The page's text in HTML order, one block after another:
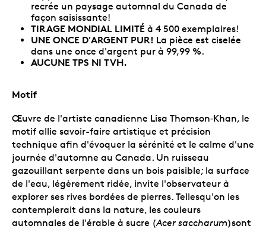
recrée un paysage automnal du Canada de
façon saisissante!
TIRAGE MONDIAL LIMITÉ à 4 500 exemplaires!
UNE ONCE D'ARGENT PUR! La pièce est ciselée
dans une once d'argent pur à 99,99 %.
AUCUNE TPS NI TVH.
Motif
Œuvre de l'artiste canadienne Lisa Thomson‑Khan, le
motif allie savoir-faire artistique et précision
technique afin d'évoquer la sérénité et le calme d'une
journée d'automne au Canada. Un ruisseau
gazouillant serpente dans un bois paisible; la surface
de l'eau, légèrement ridée, invite l'observateur à
explorer ses rives bordées de pierres. Tellesqu'on les
contemplerait dans la nature, les couleurs
automnales de l'érable à sucre (Acer saccharum)sont